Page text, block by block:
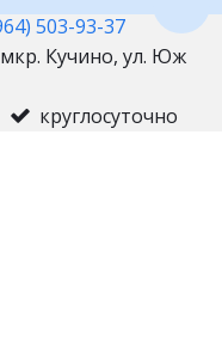
503-93-37
мкр. Кучино, ул. Юж
круглосуточно